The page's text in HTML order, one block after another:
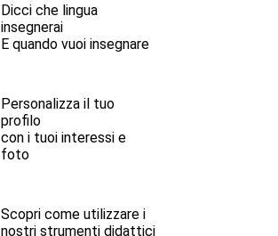
Dicci che lingua
insegnerai
E quando vuoi insegnare
Personalizza il tuo
profilo
con i tuoi interessi e
foto
Scopri come utilizzare i
nostri strumenti didattici